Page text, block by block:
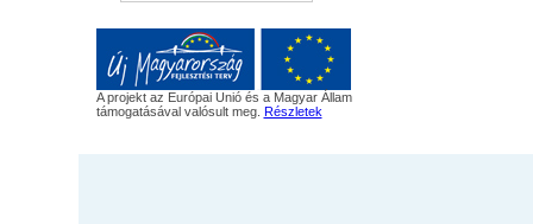
A projekt az Európai Unió és a Magyar Állam
támogatásával valósult meg. Részletek